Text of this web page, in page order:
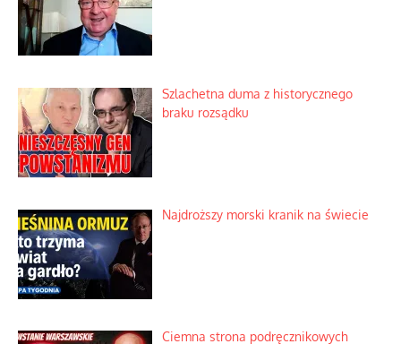
Szlachetna duma z historycznego
braku rozsądku
Najdroższy morski kranik na świecie
Ciemna strona podręcznikowych